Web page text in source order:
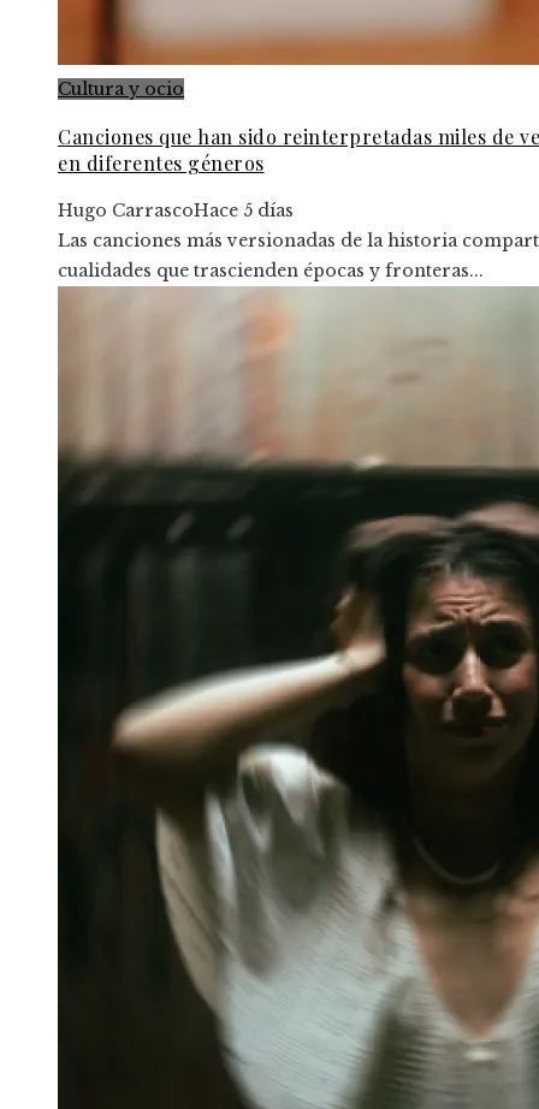
Cultura y ocio
Canciones que han sido reinterpretadas miles de
en diferentes géneros
Hugo CarrascoHace 5 días
Las canciones más versionadas de la historia
cualidades que trascienden épocas y fronteras...